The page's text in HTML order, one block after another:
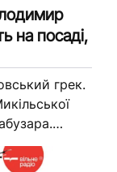
на посаді,
грек.
навесні
на